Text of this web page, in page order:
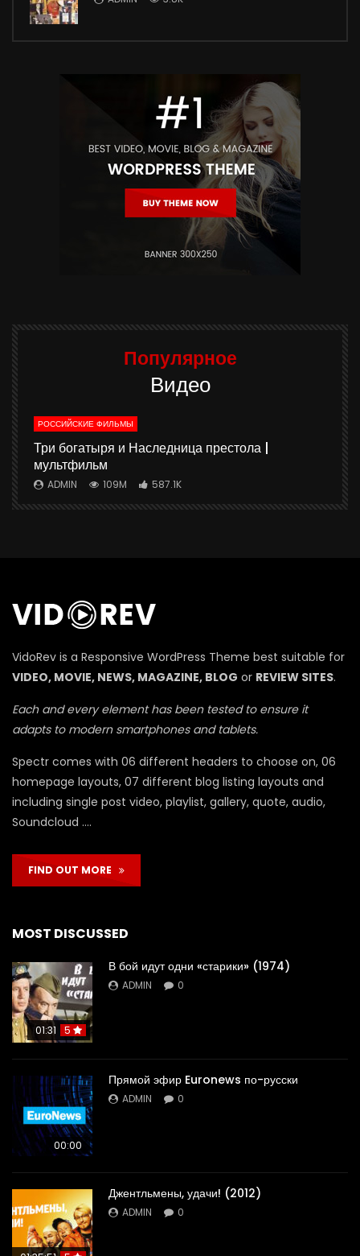
Популярное
Видео
РОССИЙСКИЕ ФИЛЬМЫ
Три богатыря и Наследница престола |
мультфильм
ADMIN 109M 587.1K
VidoRev is a Responsive WordPress Theme best suitable for
VIDEO, MOVIE, NEWS, MAGAZINE, BLOG or REVIEW SITES.
Each and every element has been tested to ensure it
adapts to modern smartphones and tablets.
Spectr comes with 06 different headers to choose on, 06
homepage layouts, 07 different blog listing layouts and
including single post video, playlist, gallery, quote, audio,
Soundcloud ….
FIND OUT MORE
MOST DISCUSSED
01:31 5
В бой идут одни «старики» (1974)
ADMIN 0
00:00
Прямой эфир Euronews по-русски
ADMIN 0
Джентльмены, удачи! (2012)
ADMIN 0